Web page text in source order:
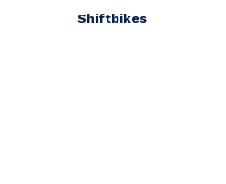
Shiftbikes